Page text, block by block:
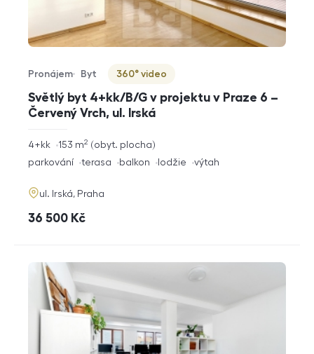
Světlý byt 4+kk/B/G v projektu v Praze 6 –
Červený Vrch, ul. Irská
Typ nabídky
Pronájem
Typ nemovitosti
Byt
Virtuální prohlídka
360° video
rozměry
4+kk obyt. plocha
153 m2
funkce
parkování terasa balkon lodžie výtah
adresa
ul. Irská, Praha
cena
36 500 Kč